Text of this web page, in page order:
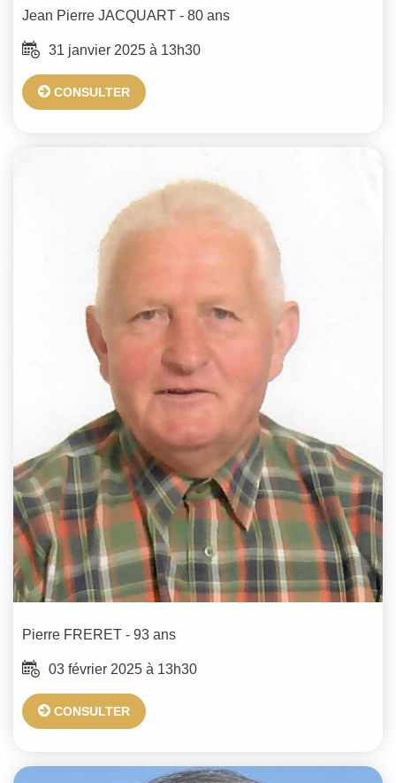
Jean Pierre JACQUART - 80 ans
31 janvier 2025 à 13h30
CONSULTER
Pierre FRERET - 93 ans
03 février 2025 à 13h30
CONSULTER